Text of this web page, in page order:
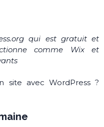
qui est gratuit et
comme Wix et
site avec WordPress ?